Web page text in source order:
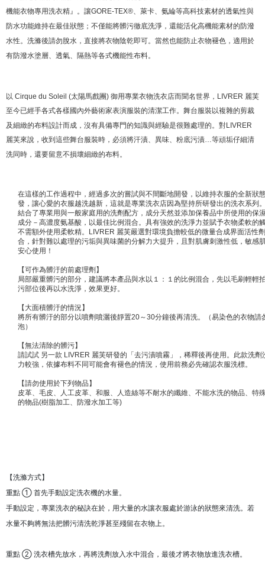
NT$130/order | Free shipping on orders of NT$10,000 or more
機能衣物專用洗衣精』。讓GORE-TEX®、萊卡、氨綸等高科技素材的透氣性與
防水功能維持在最佳狀態；不僅能將髒污徹底洗淨，還能活化高機能素材的防潑
水性。洗滌後請勿脫水，直接將衣物陰乾即可。當然也能防止衣物褪色，適用於
有防潑水塗層、透氣、隔熱等各式機能性布料。
以 Cirque du Soleil (太陽馬戲團) 御用專業衣物洗衣店而聞名世界，LIVRER 麗芙
至今已經手各式各樣國內外藝術家表演服裝的清潔工作。舞台服裝以複雜的剪裁
及細緻的布料設計而成，沒有具備專門的知識與經驗是很難處理的。對LIVRER
麗芙來說，收到這些舞台服裝時，必須將汗漬、異味、粉底污漬…等頑垢仔細清
洗同時，還要留意不損壞細緻的布料。
在這樣的工作過程中，經過多次的嘗試與不間斷地開發，以維持衣服的全新狀
發，讓心愛的衣服越洗越新，這就是專業洗衣店因為堅持所研發出的洗衣系列
結合了專業用與一般家庭用的洗劑配方，成分天然並添加保養品中所使用的保
成分－高濃度氨基酸，以最佳比例混合。具有強效的洗淨力並賦予衣物柔軟的
不需額外使用柔軟精。LIVRER 麗芙嚴選對環境負擔較低的微量合成界面活性
合，針對難以處理的污垢與異味菌的分解力大提升，且對肌膚刺激性低，敏感
安心使用！
【可作為髒汙的前處理劑】
局部嚴重髒污的部分，建議將本產品與水以１：１的比例混合，先以毛刷輕輕
污部位後再以水洗淨，效果更好。
【大面積髒汙的情況】
將所有髒汙的部分以噴劑噴灑後靜置20～30分鐘後再清洗。（易染色的衣物請
泡）
【無法清除的髒污】
請試試 另一款 LIVRER 麗芙研發的「去污漬噴霧」，稀釋後再使用。此款洗劑
力較強，依據布料不同可能會有褪色的情況，使用前務必先確認衣服洗標。
【請勿使用於下列物品】
皮革、毛皮、人工皮革、和服、人造絲等不耐水的纖維、不能水洗的物品、特
的物品(樹脂加工、防潑水加工等)
【洗滌方式】
重點 ① 首先手動設定洗衣機的水量。
手動設定，專業洗衣的秘訣在於，用大量的水讓衣服處於游泳的狀態來清洗。若
水量不夠將無法把髒污清洗乾淨甚至殘留在衣物上。
重點 ② 洗衣槽先放水，再將洗劑放入水中混合，最後才將衣物放進洗衣槽。